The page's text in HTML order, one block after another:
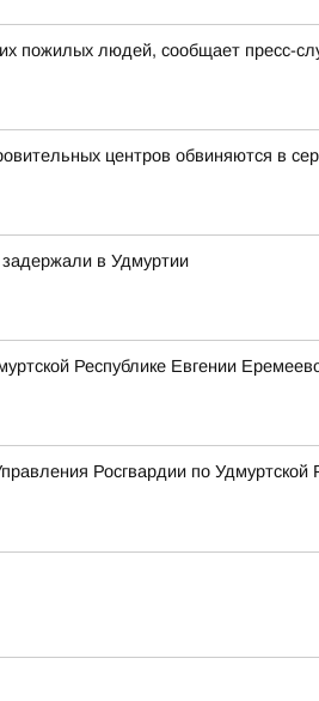
пожилых людей, сообщает пресс-
центров обвиняются в
в Удмуртии
Республике Евгении
Росгвардии по Удмуртской